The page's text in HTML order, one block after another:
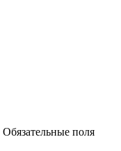
Обязательные поля